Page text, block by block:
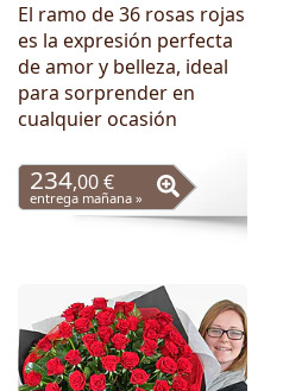
El ramo de 36 rosas rojas
es la expresión perfecta
de amor y belleza, ideal
para sorprender en
cualquier ocasión
234,00 €
entrega mañana »